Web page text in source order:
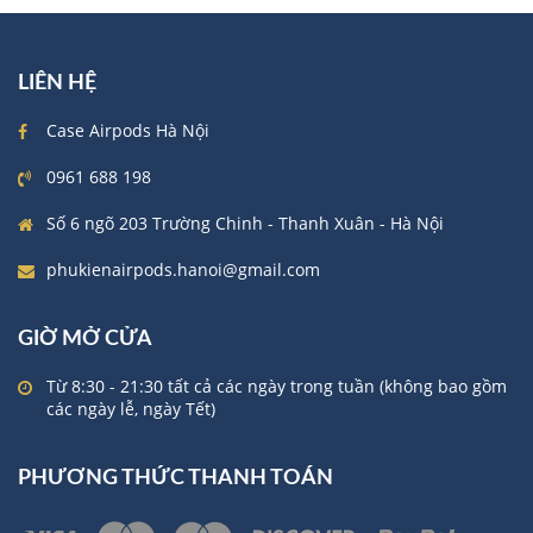
LIÊN HỆ
Case Airpods Hà Nội
0961 688 198
Số 6 ngõ 203 Trường Chinh - Thanh Xuân - Hà Nội
phukienairpods.hanoi@gmail.com
GIỜ MỞ CỬA
Từ 8:30 - 21:30 tất cả các ngày trong tuần (không bao gồm
các ngày lễ, ngày Tết)
PHƯƠNG THỨC THANH TOÁN